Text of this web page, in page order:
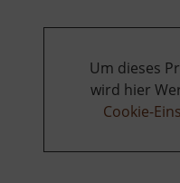
Um dieses
wird hier
Cookie-